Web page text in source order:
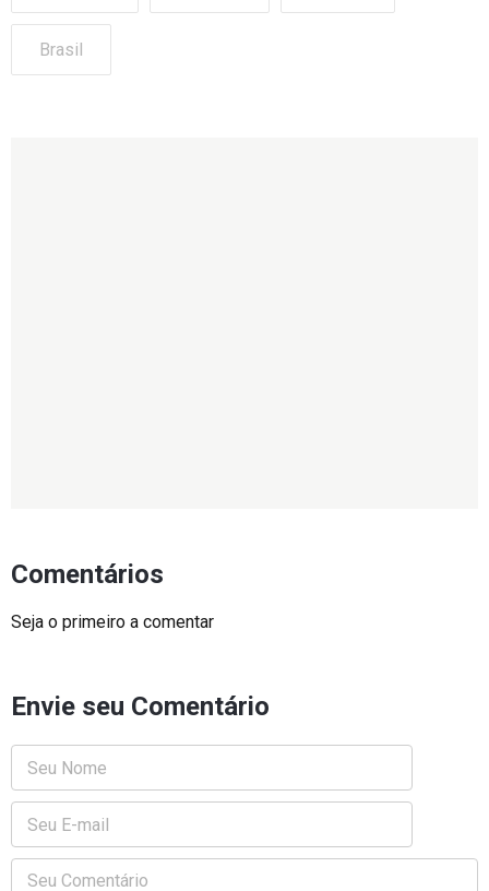
Brasil
Comentários
Seja o primeiro a comentar
Envie seu Comentário